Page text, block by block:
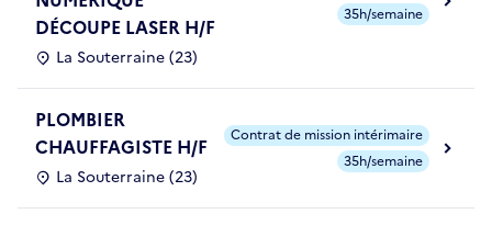
DÉCOUPE LASER H/F
La Souterraine (23)
35h/semaine
PLOMBIER
CHAUFFAGISTE H/F
La Souterraine (23)
Contrat de mission intérimaire
35h/semaine